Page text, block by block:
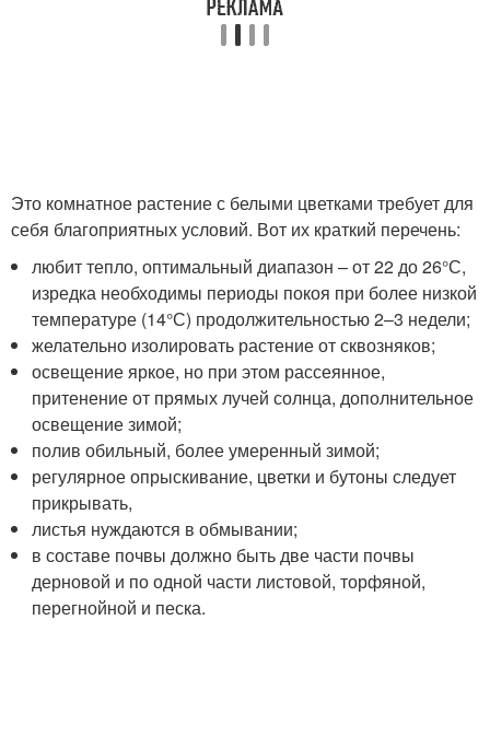
Это комнатное растение с белыми цветками требует для
себя благоприятных условий. Вот их краткий перечень:
любит тепло, оптимальный диапазон – от 22 до 26°С,
изредка необходимы периоды покоя при более низкой
температуре (14°С) продолжительностью 2–3 недели;
желательно изолировать растение от сквозняков;
освещение яркое, но при этом рассеянное,
притенение от прямых лучей солнца, дополнительное
освещение зимой;
полив обильный, более умеренный зимой;
регулярное опрыскивание, цветки и бутоны следует
прикрывать,
листья нуждаются в обмывании;
в составе почвы должно быть две части почвы
дерновой и по одной части листовой, торфяной,
перегнойной и песка.